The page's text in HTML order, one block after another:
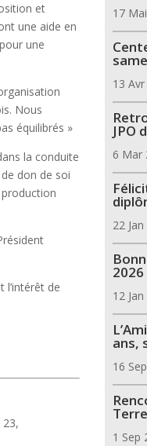
et
une aide en
une
Nous
équilibrés »
la conduite
don de soi
de
23,
17
13
JPO
6 Mar
22
2026
12
ans,
16
1 Sep